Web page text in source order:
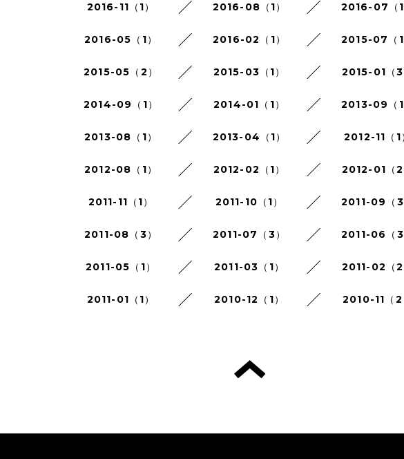
2016-11（1） 2016-08（1） 2016-07（1
2016-05（1） 2016-02（1） 2015-07（1
2015-05（2） 2015-03（1） 2015-01（3
2014-09（1） 2014-01（1） 2013-09（1
2013-08（1） 2013-04（1） 2012-11（1
2012-08（1） 2012-02（1） 2012-01（2
2011-11（1） 2011-10（1） 2011-09（3
2011-08（3） 2011-07（3） 2011-06（3
2011-05（1） 2011-03（1） 2011-02（2
2011-01（1） 2010-12（1） 2010-11（2